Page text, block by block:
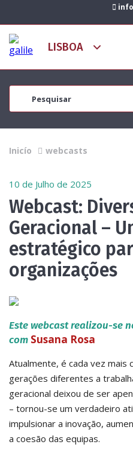
Inicío webcasts
10 de Julho de 2025
Webcast:
Geracional –
estratégico
organizações
Este webcast realizou-se
com Susana Rosa
Atualmente, é cada vez mais
gerações diferentes a
geracional deixou de ser
– tornou-se um verdadeiro
impulsionar a inovação,
a coesão das equipas.